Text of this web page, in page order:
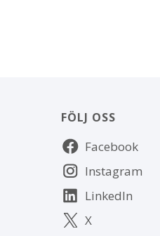
FÖLJ OSS
Följ
oss
Facebook
Instagram
LinkedIn
X